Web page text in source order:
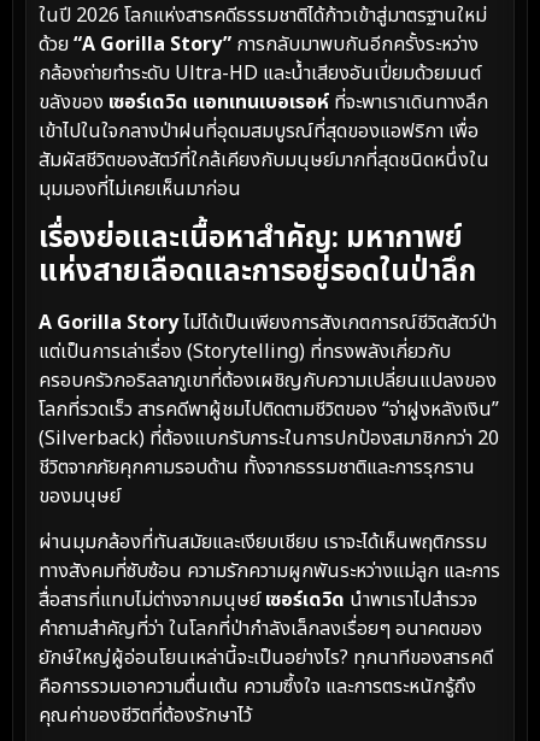
ในปี 2026 โลกแห่งสารคดีธรรมชาติได้ก้าวเข้าสู่มาตรฐานใหม่
ด้วย“A Gorilla Story” การกลับมาพบกันอีกครั้งระหว่าง
กล้องถ่ายทำระดับ Ultra-HD และน้ำเสียงอันเปี่ยมด้วยมนต์
ขลังของ เซอร์เดวิด แอทเทนเบอเรอห์ ที่จะพาเราเดินทางลึก
เข้าไปในใจกลางป่าฝนที่อุดมสมบูรณ์ที่สุดของแอฟริกา เพื่อ
สัมผัสชีวิตของสัตว์ที่ใกล้เคียงกับมนุษย์มากที่สุดชนิดหนึ่งใน
มุมมองที่ไม่เคยเห็นมาก่อน
เรื่องย่อและเนื้อหาสำคัญ: มหากาพย์
แห่งสายเลือดและการอยู่รอดในป่าลึก
A Gorilla Storyไม่ได้เป็นเพียงการสังเกตการณ์ชีวิตสัตว์ป่า
แต่เป็นการเล่าเรื่อง (Storytelling) ที่ทรงพลังเกี่ยวกับ
ครอบครัวกอริลลาภูเขาที่ต้องเผชิญกับความเปลี่ยนแปลงของ
โลกที่รวดเร็ว สารคดีพาผู้ชมไปติดตามชีวิตของ “จ่าฝูงหลังเงิน”
(Silverback) ที่ต้องแบกรับภาระในการปกป้องสมาชิกกว่า 20
ชีวิตจากภัยคุกคามรอบด้าน ทั้งจากธรรมชาติและการรุกราน
ของมนุษย์
ผ่านมุมกล้องที่ทันสมัยและเงียบเชียบ เราจะได้เห็นพฤติกรรม
ทางสังคมที่ซับซ้อน ความรักความผูกพันระหว่างแม่ลูก และการ
สื่อสารที่แทบไม่ต่างจากมนุษย์เซอร์เดวิด นำพาเราไปสำรวจ
คำถามสำคัญที่ว่า ในโลกที่ป่ากำลังเล็กลงเรื่อยๆ อนาคตของ
ยักษ์ใหญ่ผู้อ่อนโยนเหล่านี้จะเป็นอย่างไร? ทุกนาทีของสารคดี
คือการรวมเอาความตื่นเต้น ความซึ้งใจ และการตระหนักรู้ถึง
คุณค่าของชีวิตที่ต้องรักษาไว้